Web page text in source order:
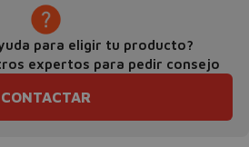
para eligir tu producto?
expertos para pedir consejo
CONTACTAR